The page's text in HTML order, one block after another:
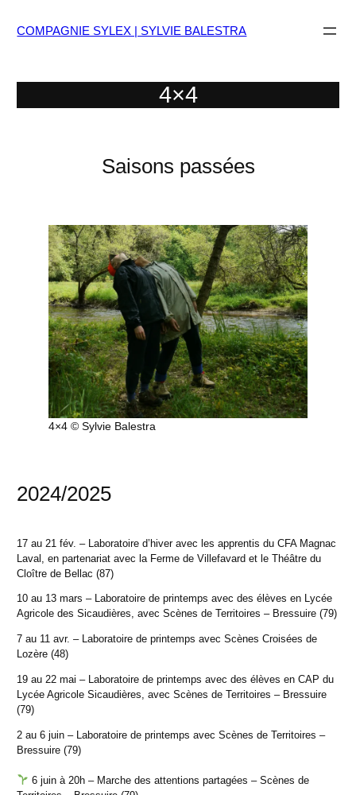
auCOMPAGNIE SYLEX | SYLVIE BALESTRA
4×4
Saisons passées
4×4 © Sylvie Balestra
2024/2025
17 au 21 fév. – Laboratoire d’hiver avec les apprentis du CFA Magnac
Laval, en partenariat avec la Ferme de Villefavard et le Théâtre du
Cloître de Bellac (87)
10 au 13 mars – Laboratoire de printemps avec des élèves en Lycée
Agricole des Sicaudières, avec Scènes de Territoires – Bressuire (79)
7 au 11 avr. – Laboratoire de printemps avec Scènes Croisées de
Lozère (48)
19 au 22 mai – Laboratoire de printemps avec des élèves en CAP du
Lycée Agricole Sicaudières, avec Scènes de Territoires – Bressuire
(79)
2 au 6 juin – Laboratoire de printemps avec Scènes de Territoires –
Bressuire (79)
6 juin à 20h – Marche des attentions partagées – Scènes de